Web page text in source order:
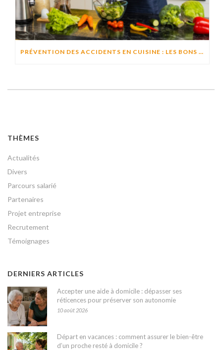
PRÉVENTION DES ACCIDENTS EN CUISINE : LES BONS RÉFLEXES POUR CUISINER EN TOUTE SÉCURITÉ
THÈMES
Actualités
Divers
Parcours salarié
Partenaires
Projet entreprise
Recrutement
Témoignages
DERNIERS ARTICLES
Accepter une aide à domicile : dépasser ses
réticences pour préserver son autonomie
10 août 2026
Départ en vacances : comment assurer le bien-être
d’un proche resté à domicile ?